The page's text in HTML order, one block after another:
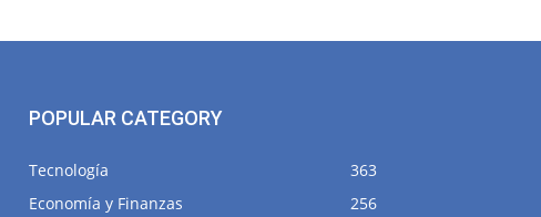
POPULAR CATEGORY
Tecnología
363
Economía y Finanzas
256